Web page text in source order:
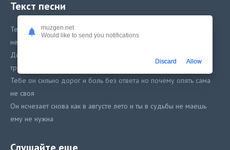
Текст песни
Тебе он сильно дорог и боль без ответа но почему опять сама
не своя
Дождись дождись тебя носило много а ты а ты в наброшенной
тревоге
Тебе он сильно дорог и боль без ответа но почему опять сама
не своя
Он исчезает снова как в августе лето и ты в судьбы не маешь
ему не нужна
тревоге
muzgen.net
Would like to send you notifications
Discard Allow